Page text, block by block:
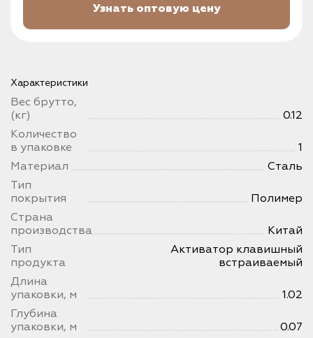
Узнать оптовую цену
Характеристики
Вес брутто,
(кг)
0.12
Количество
в упаковке
1
Материал
Сталь
Тип
покрытия
Полимер
Страна
производства
Китай
Тип
продукта
Активатор клавишный
встраиваемый
Длина
упаковки, м
1.02
Глубина
упаковки, м
0.07